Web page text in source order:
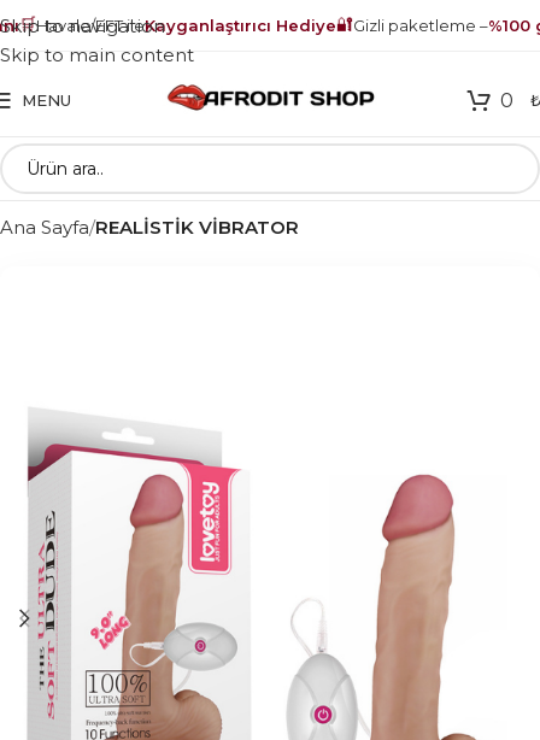
🛒Havale/EFT ileKayganlaştırıcı Hediye🔐Gizli paketleme –%100
Skip to navigation
Skip to main content
MENU 0 ₺
Ana Sayfa REALİSTİK VİBRATOR